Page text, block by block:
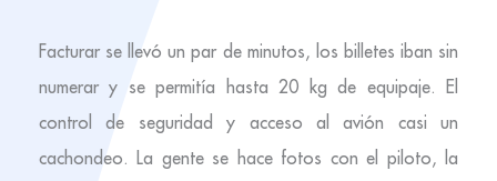
Facturar se llevó un par de minutos, los billetes iban sin
numerar y se permitía hasta 20 kg de equipaje. El
control de seguridad y acceso al avión casi un
cachondeo. La gente se hace fotos con el piloto, la